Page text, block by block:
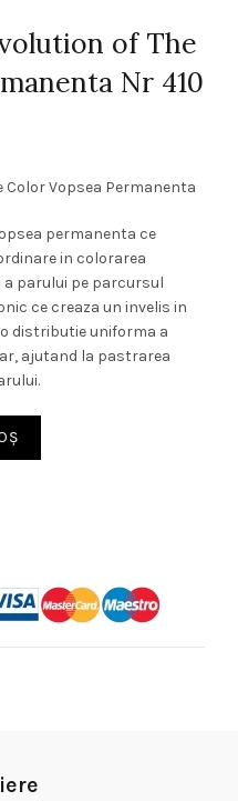
of The
Nr 410
lei.
Vopsea Permanenta
permanenta ce
in colorarea
parului pe parcursul
ce creaza un invelis in
distributie uniforma a
ajutand la pastrarea